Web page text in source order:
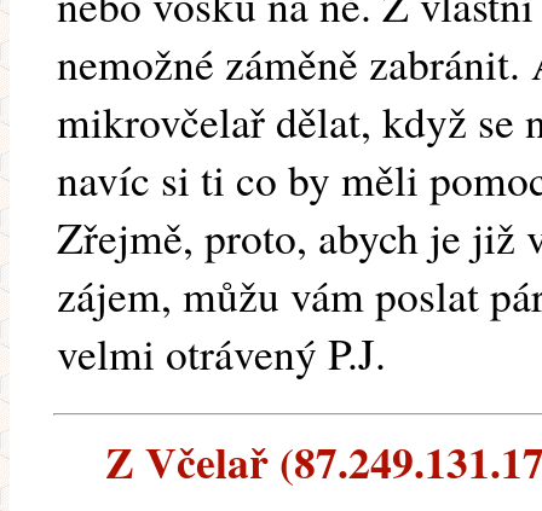
nemožné záměně
mikrovčelař dělat, když se
navíc si ti co by měli
Zřejmě, proto, abych je již
zájem, můžu vám poslat
velmi otrávený P.J.
Z Včelař